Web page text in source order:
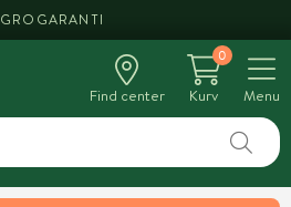
GROGARANTI
Find center
0
Kurv
Menu